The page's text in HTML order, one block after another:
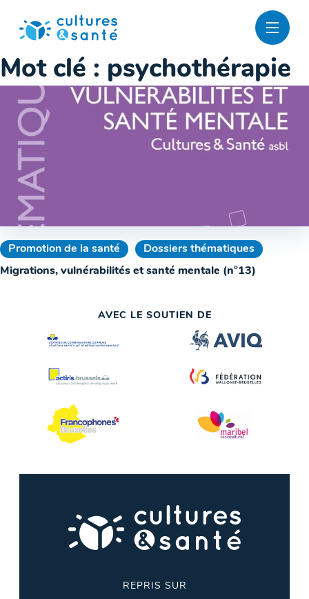
contenu
Mot clé : psychothérapie
Promotion de la santé
Dossiers thématiques
Migrations, vulnérabilités et santé mentale (n°13)
AVEC LE SOUTIEN DE
REPRIS SUR